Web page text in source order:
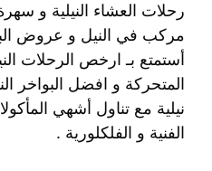
رحلات العشاء النيلية و
مركب في النيل و عروض
أستمتع بـ ارخص الرحلات
المتحركة و افضل البواخر
نيلية مع تناول أشهي
الفنية و الفلكلورية .